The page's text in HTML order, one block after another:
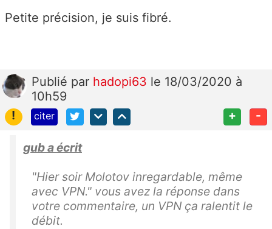
Petite précision, je suis fibré.
Publié par hadopi63 le 18/03/2020 à
10h59
!
citer + -
gub a écrit
"Hier soir Molotov inregardable, même
avec VPN." vous avez la réponse dans
votre commentaire, un VPN ça ralentit le
débit.